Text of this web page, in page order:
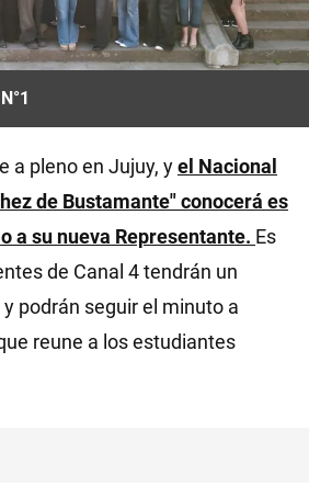
a pleno en Jujuy, yel Nacional
de Bustamante" conocerá es
a su nueva Representante. Es
de Canal 4 tendrán un
podrán seguir el minuto a
reune a los estudiantes